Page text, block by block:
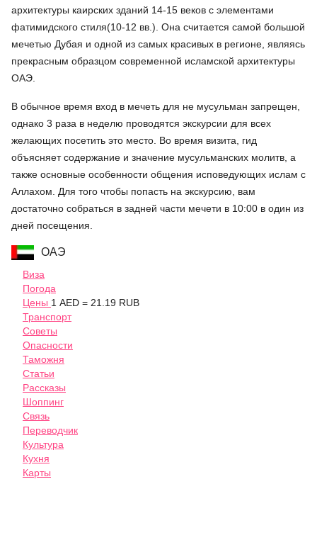
архитектуры каирских зданий 14-15 веков с элементами
фатимидского стиля(10-12 вв.). Она считается самой большой
мечетью Дубая и одной из самых красивых в регионе, являясь
прекрасным образцом современной исламской архитектуры
ОАЭ.
В обычное время вход в мечеть для не мусульман запрещен,
однако 3 раза в неделю проводятся экскурсии для всех
желающих посетить это место. Во время визита, гид
объясняет содержание и значение мусульманских молитв, а
также основные особенности общения исповедующих ислам с
Аллахом. Для того чтобы попасть на экскурсию, вам
достаточно собраться в задней части мечети в 10:00 в один из
дней посещения.
ОАЭ
Виза
Погода
Цены 1 AED = 21.19 RUB
Транспорт
Советы
Опасности
Таможня
Статьи
Рассказы
Шоппинг
Связь
Переводчик
Культура
Кухня
Карты